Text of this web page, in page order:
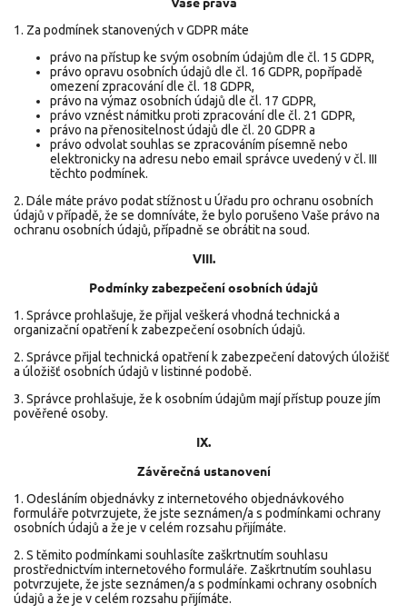
1. Za podmínek stanovených v GDPR máte
právo na přístup ke svým osobním údajům dle čl. 15 GDPR,
právo opravu osobních údajů dle čl. 16 GDPR, popřípadě
omezení zpracování dle čl. 18 GDPR,
právo na výmaz osobních údajů dle čl. 17 GDPR,
právo vznést námitku proti zpracování dle čl. 21 GDPR,
právo na přenositelnost údajů dle čl. 20 GDPR a
právo odvolat souhlas se zpracováním písemně nebo
elektronicky na adresu nebo email správce uvedený v čl. III
těchto podmínek.
2. Dále máte právo podat stížnost u Úřadu pro ochranu osobních
údajů v případě, že se domníváte, že bylo porušeno Vaše právo na
ochranu osobních údajů, případně se obrátit na soud.
VIII.
Podmínky zabezpečení osobních údajů
1. Správce prohlašuje, že přijal veškerá vhodná technická a
organizační opatření k zabezpečení osobních údajů.
2. Správce přijal technická opatření k zabezpečení datových úložišť
a úložišť osobních údajů v listinné podobě.
3. Správce prohlašuje, že k osobním údajům mají přístup pouze jím
pověřené osoby.
IX.
Závěrečná ustanovení
1. Odesláním objednávky z internetového objednávkového
formuláře potvrzujete, že jste seznámen/a s podmínkami ochrany
osobních údajů a že je v celém rozsahu přijímáte.
2. S těmito podmínkami souhlasíte zaškrtnutím souhlasu
prostřednictvím internetového formuláře. Zaškrtnutím souhlasu
potvrzujete, že jste seznámen/a s podmínkami ochrany osobních
údajů a že je v celém rozsahu přijímáte.